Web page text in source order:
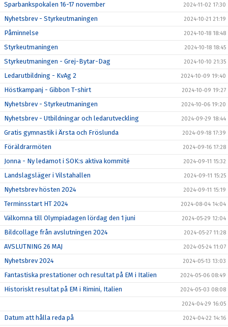
Sparbankspokalen 16-17 november 2024-11-02 17:30
Nyhetsbrev - Styrkeutmaningen 2024-10-21 21:19
Påminnelse 2024-10-18 18:48
Styrkeutmaningen 2024-10-18 18:45
Styrkeutmaningen - Grej-Bytar-Dag 2024-10-10 21:35
Ledarutbildning - KvAg 2 2024-10-09 19:40
Höstkampanj - Gibbon T-shirt 2024-10-09 19:27
Nyhetsbrev - Styrkeutmaningen 2024-10-06 19:20
Nyhetsbrev - Utbildningar och ledarutveckling 2024-09-29 18:44
Gratis gymnastik i Ärsta och Fröslunda 2024-09-18 17:39
Föräldrarmöten 2024-09-16 17:28
Jonna - Ny ledamot i SOK:s aktiva kommité 2024-09-11 15:32
Landslagsläger i Vilstahallen 2024-09-11 15:25
Nyhetsbrev hösten 2024 2024-09-11 15:19
Terminsstart HT 2024 2024-08-04 14:04
Välkomna till Olympiadagen lördag den 1 juni 2024-05-29 12:04
Bildcollage från avslutningen 2024 2024-05-27 11:28
AVSLUTNING 26 MAJ 2024-05-24 11:07
Nyhetsbrev 2024 2024-05-13 13:03
Fantastiska prestationer och resultat på EM i Italien 2024-05-06 08:49
Historiskt resultat på EM i Rimini, Italien 2024-05-03 08:08
2024-04-29 16:05
Datum att hålla reda på 2024-04-22 14:16